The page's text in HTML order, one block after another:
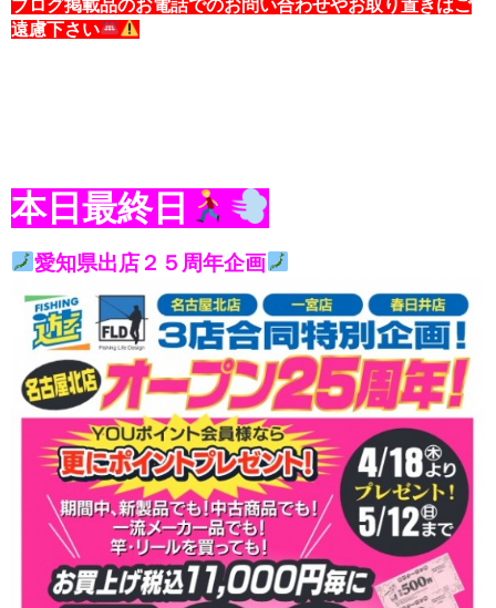
ブログ掲載品のお電話でのお問い合わせやお取り置きはご
遠慮下さい
本日最終日
愛知県出店２５周年企画